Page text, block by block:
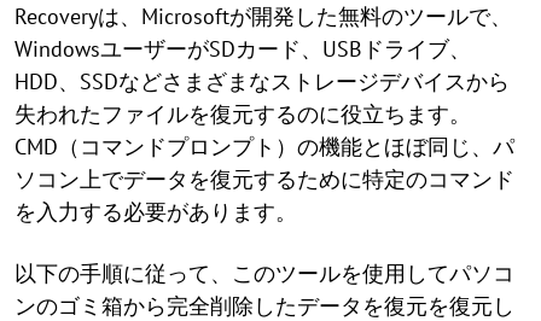
Recoveryは、Microsoftが開発した無料のツールで、
WindowsユーザーがSDカード、USBドライブ、
HDD、SSDなどさまざまなストレージデバイスから
失われたファイルを復元するのに役立ちます。
CMD（コマンドプロンプト）の機能とほぼ同じ、パ
ソコン上でデータを復元するために特定のコマンド
を入力する必要があります。
以下の手順に従って、このツールを使用してパソコ
ンのゴミ箱から完全削除したデータを復元を復元し